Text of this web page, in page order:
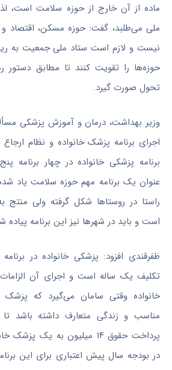
ماده از آن خارج از حوزه سلامت است،
ملی می‌طلبد، گفت: حوزه مسکن، اقتصاد و
نیست و لازم است ستاد ملی جمعیت به
حوزه‌ها را تقویت کنند تا مطابق
تحول صورت گیرد.
وزیر بهداشت، درمان و آموزش پزشکی
اجرای برنامه پزشک خانواده و نظام
برنامه پزشکی خانواده در چهار برنامه
عنوان یک برنامه مهم حوزه سلامت یاد
راستا در روستاها شکل گرفته ولی
است و باید در شهرها نیز این برنامه پیاده
ظفرقندی افزود: پزشکی خانواده در
تکلیف یک ساله است و اجرای آن
خانواده وقتی سامان می‌گیرد که پزشک
مناسب و زندگی متعارف داشته باشد
پرداخت حقوق ۱۴ میلیون به یک
در بودجه سال پیش اعتباری برای این